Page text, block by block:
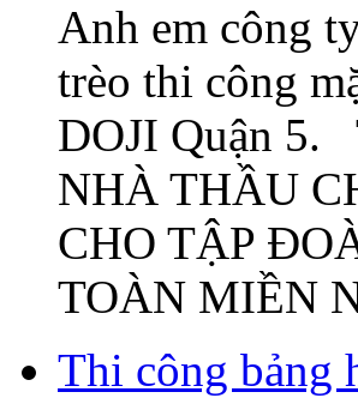
Anh em công
trèo thi công
DOJI Quận 5.
NHÀ THẦU
CHO TẬP
TOÀN MIỀN
Thi công bảng